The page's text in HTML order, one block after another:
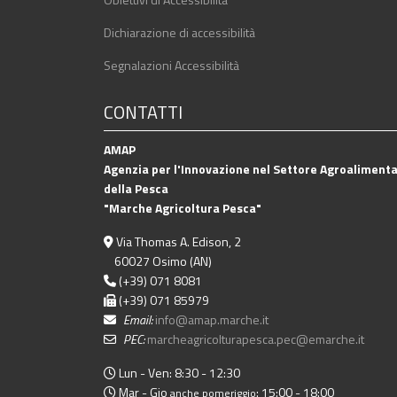
Dichiarazione di accessibilità
Segnalazioni Accessibilità
CONTATTI
AMAP
Agenzia per l'Innovazione nel Settore
della Pesca
"Marche Agricoltura Pesca"
Via Thomas A. Edison, 2
60027 Osimo (AN)
(+39) 071 8081
(+39) 071 85979
Email:info@amap.marche.it
PEC:marcheagricolturapesca.pec@emarche.it
Lun - Ven: 8:30 - 12:30
Mar - Gio anche pomeriggio: 15:00 - 18:00